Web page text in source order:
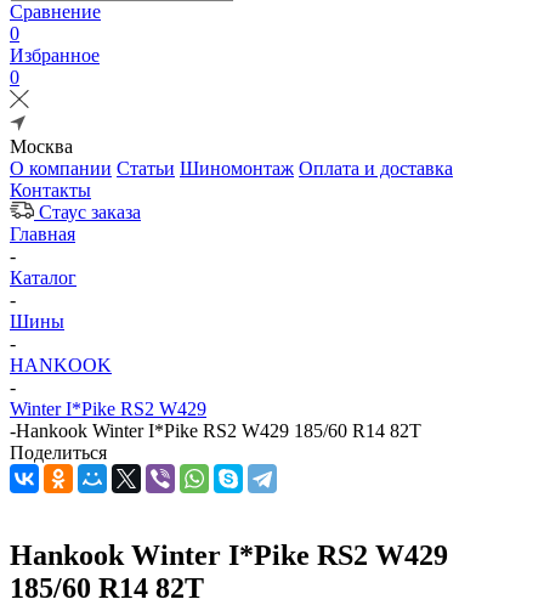
Сравнение
0
Избранное
0
Москва
О компании Статьи Шиномонтаж Оплата и доставка
Контакты
Стаус заказа
Главная
-
Каталог
-
Шины
-
HANKOOK
-
Winter I*Pike RS2 W429
-Hankook Winter I*Pike RS2 W429 185/60 R14 82T
Поделиться
Hankook Winter I*Pike RS2 W429
185/60 R14 82T